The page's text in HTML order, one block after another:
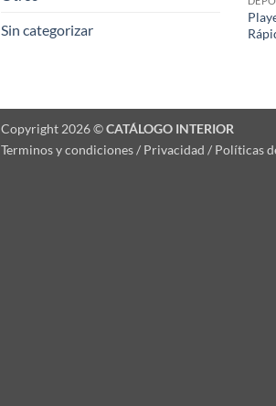
Sin categorizar
Copyright 2026 ©CATÁLOGO INTERIOR
Terminos y condiciones / Privacidad / Políticas